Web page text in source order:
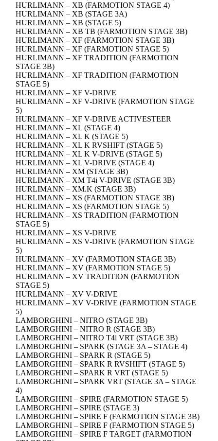
HURLIMANN – XB (FARMOTION STAGE 4)
HURLIMANN – XB (STAGE 3A)
HURLIMANN – XB (STAGE 5)
HURLIMANN – XB TB (FARMOTION STAGE 3B)
HURLIMANN – XF (FARMOTION STAGE 3B)
HURLIMANN – XF (FARMOTION STAGE 5)
HURLIMANN – XF TRADITION (FARMOTION
STAGE 3B)
HURLIMANN – XF TRADITION (FARMOTION
STAGE 5)
HURLIMANN – XF V-DRIVE
HURLIMANN – XF V-DRIVE (FARMOTION STAGE
5)
HURLIMANN – XF V-DRIVE ACTIVESTEER
HURLIMANN – XL (STAGE 4)
HURLIMANN – XL K (STAGE 5)
HURLIMANN – XL K RVSHIFT (STAGE 5)
HURLIMANN – XL K V-DRIVE (STAGE 5)
HURLIMANN – XL V-DRIVE (STAGE 4)
HURLIMANN – XM (STAGE 3B)
HURLIMANN – XM T4i V-DRIVE (STAGE 3B)
HURLIMANN – XM.K (STAGE 3B)
HURLIMANN – XS (FARMOTION STAGE 3B)
HURLIMANN – XS (FARMOTION STAGE 5)
HURLIMANN – XS TRADITION (FARMOTION
STAGE 5)
HURLIMANN – XS V-DRIVE
HURLIMANN – XS V-DRIVE (FARMOTION STAGE
5)
HURLIMANN – XV (FARMOTION STAGE 3B)
HURLIMANN – XV (FARMOTION STAGE 5)
HURLIMANN – XV TRADITION (FARMOTION
STAGE 5)
HURLIMANN – XV V-DRIVE
HURLIMANN – XV V-DRIVE (FARMOTION STAGE
5)
LAMBORGHINI – NITRO (STAGE 3B)
LAMBORGHINI – NITRO R (STAGE 3B)
LAMBORGHINI – NITRO T4i VRT (STAGE 3B)
LAMBORGHINI – SPARK (STAGE 3A – STAGE 4)
LAMBORGHINI – SPARK R (STAGE 5)
LAMBORGHINI – SPARK R RVSHIFT (STAGE 5)
LAMBORGHINI – SPARK R VRT (STAGE 5)
LAMBORGHINI – SPARK VRT (STAGE 3A – STAGE
4)
LAMBORGHINI – SPIRE (FARMOTION STAGE 5)
LAMBORGHINI – SPIRE (STAGE 3)
LAMBORGHINI – SPIRE F (FARMOTION STAGE 3B)
LAMBORGHINI – SPIRE F (FARMOTION STAGE 5)
LAMBORGHINI – SPIRE F TARGET (FARMOTION